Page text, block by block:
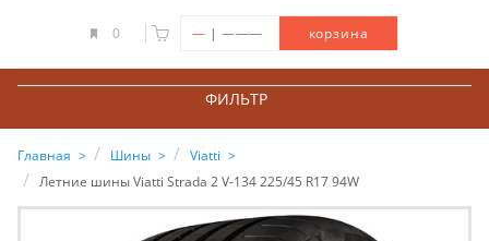
0 — | ——— корзина
ФИЛЬТР
Главная Шины
Viatti
Летние шины Viatti Strada 2 V-134 225/45 R17 94W